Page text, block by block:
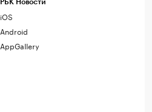
РБК Новости
iOS
Android
AppGallery